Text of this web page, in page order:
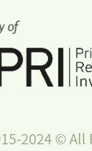
2024 © All